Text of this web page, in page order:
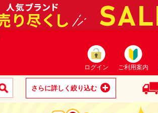
ログイン ご利用案内
さらに詳しく絞り込む